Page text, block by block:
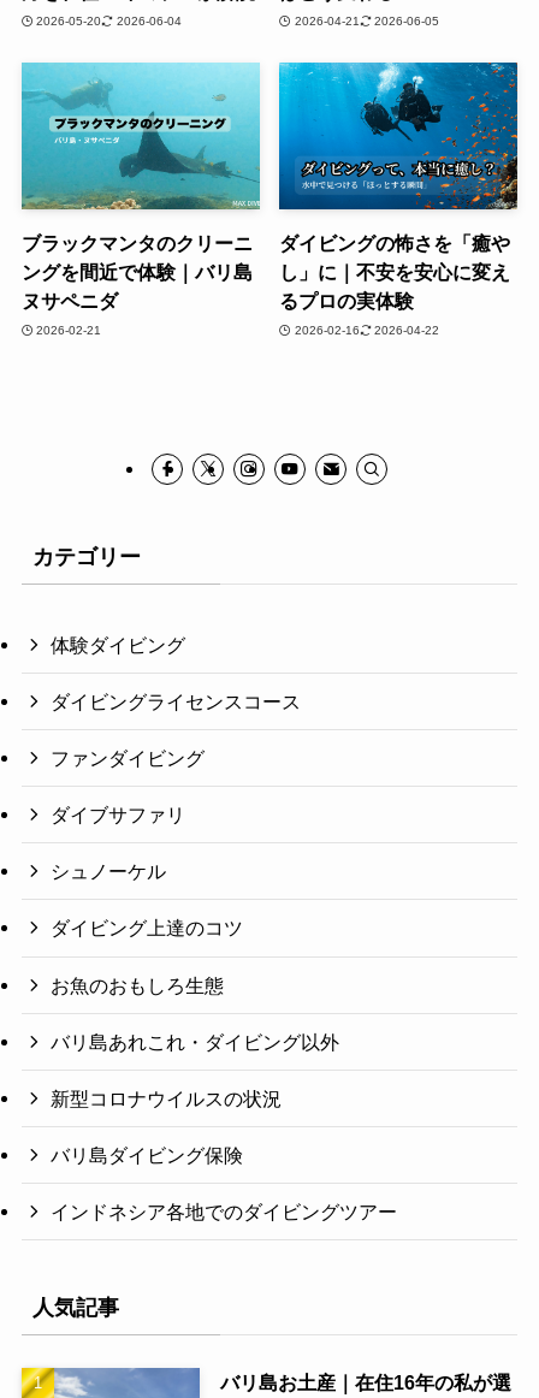
2026-05-20 2026-06-04 2026-04-21 2026-06-05
ブラックマンタのクリーニ
ングを間近で体験｜バリ島
ヌサペニダ
2026-02-21
ダイビングの怖さを「癒や
し」に｜不安を安心に変え
るプロの実体験
2026-02-16 2026-04-22
カテゴリー
体験ダイビング
ダイビングライセンスコース
ファンダイビング
ダイブサファリ
シュノーケル
ダイビング上達のコツ
お魚のおもしろ生態
バリ島あれこれ・ダイビング以外
新型コロナウイルスの状況
バリ島ダイビング保険
インドネシア各地でのダイビングツアー
人気記事
バリ島お土産｜在住16年の私が選